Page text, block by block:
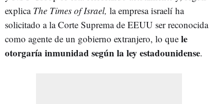
explica The Times of Israel, la empresa israelí ha
solicitado a la Corte Suprema de EEUU ser reconocida
como agente de un gobierno extranjero, lo que le
otorgaría inmunidad según la ley estadounidense.